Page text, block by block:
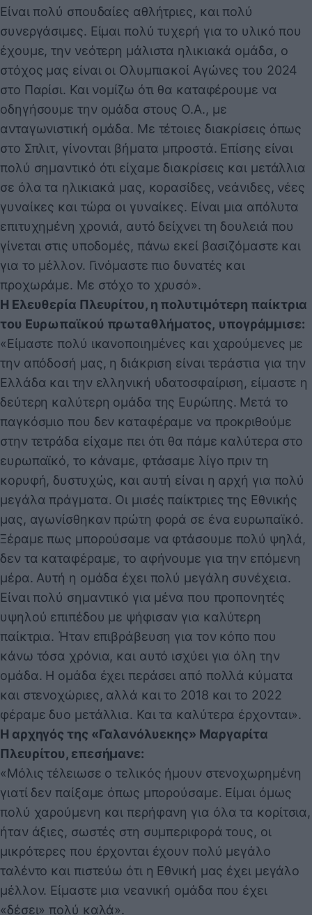
Είναι πολύ σπουδαίες αθλήτριες, και πολύ
συνεργάσιμες. Είμαι πολύ τυχερή για το υλικό που
έχουμε, την νεότερη μάλιστα ηλικιακά ομάδα, ο
στόχος μας είναι οι Ολυμπιακοί Αγώνες του 2024
στο Παρίσι. Και νομίζω ότι θα καταφέρουμε να
οδηγήσουμε την ομάδα στους Ο.Α., με
ανταγωνιστική ομάδα. Με τέτοιες διακρίσεις όπως
στο Σπλιτ, γίνονται βήματα μπροστά. Επίσης είναι
πολύ σημαντικό ότι είχαμε διακρίσεις και μετάλλια
σε όλα τα ηλικιακά μας, κορασίδες, νεάνιδες, νέες
γυναίκες και τώρα οι γυναίκες. Είναι μια απόλυτα
επιτυχημένη χρονιά, αυτό δείχνει τη δουλειά που
γίνεται στις υποδομές, πάνω εκεί βασιζόμαστε και
για το μέλλον. Γινόμαστε πιο δυνατές και
προχωράμε. Με στόχο το χρυσό».
Η Ελευθερία Πλευρίτου, η πολυτιμότερη παίκτρια
του Ευρωπαϊκού πρωταθλήματος, υπογράμμισε:
«Είμαστε πολύ ικανοποιημένες και χαρούμενες με
την απόδοσή μας, η διάκριση είναι τεράστια για την
Ελλάδα και την ελληνική υδατοσφαίριση, είμαστε η
δεύτερη καλύτερη ομάδα της Ευρώπης. Μετά το
παγκόσμιο που δεν καταφέραμε να προκριθούμε
στην τετράδα είχαμε πει ότι θα πάμε καλύτερα στο
ευρωπαϊκό, το κάναμε, φτάσαμε λίγο πριν τη
κορυφή, δυστυχώς, και αυτή είναι η αρχή για πολύ
μεγάλα πράγματα. Οι μισές παίκτριες της Εθνικής
μας, αγωνίσθηκαν πρώτη φορά σε ένα ευρωπαϊκό.
Ξέραμε πως μπορούσαμε να φτάσουμε πολύ ψηλά,
δεν τα καταφέραμε, το αφήνουμε για την επόμενη
μέρα. Αυτή η ομάδα έχει πολύ μεγάλη συνέχεια.
Είναι πολύ σημαντικό για μένα που προπονητές
υψηλού επιπέδου με ψήφισαν για καλύτερη
παίκτρια. Ήταν επιβράβευση για τον κόπο που
κάνω τόσα χρόνια, και αυτό ισχύει για όλη την
ομάδα. Η ομάδα έχει περάσει από πολλά κύματα
και στενοχώριες, αλλά και το 2018 και το 2022
φέραμε δυο μετάλλια. Και τα καλύτερα έρχονται».
Η αρχηγός της «Γαλανόλυεκης» Μαργαρίτα
Πλευρίτου, επεσήμανε:
«Μόλις τέλειωσε ο τελικός ήμουν στενοχωρημένη
γιατί δεν παίξαμε όπως μπορούσαμε. Είμαι όμως
πολύ χαρούμενη και περήφανη για όλα τα κορίτσια,
ήταν άξιες, σωστές στη συμπεριφορά τους, οι
μικρότερες που έρχονται έχουν πολύ μεγάλο
ταλέντο και πιστεύω ότι η Εθνική μας έχει μεγάλο
μέλλον. Είμαστε μια νεανική ομάδα που έχει
«δέσει» πολύ καλά».